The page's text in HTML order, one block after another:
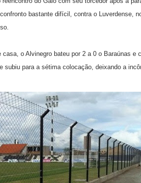
bastante difícil, contra o Luverdense,
o Alvinegro bateu por 2 a 0 o Baraúnas e
para a sétima colocação, deixando a